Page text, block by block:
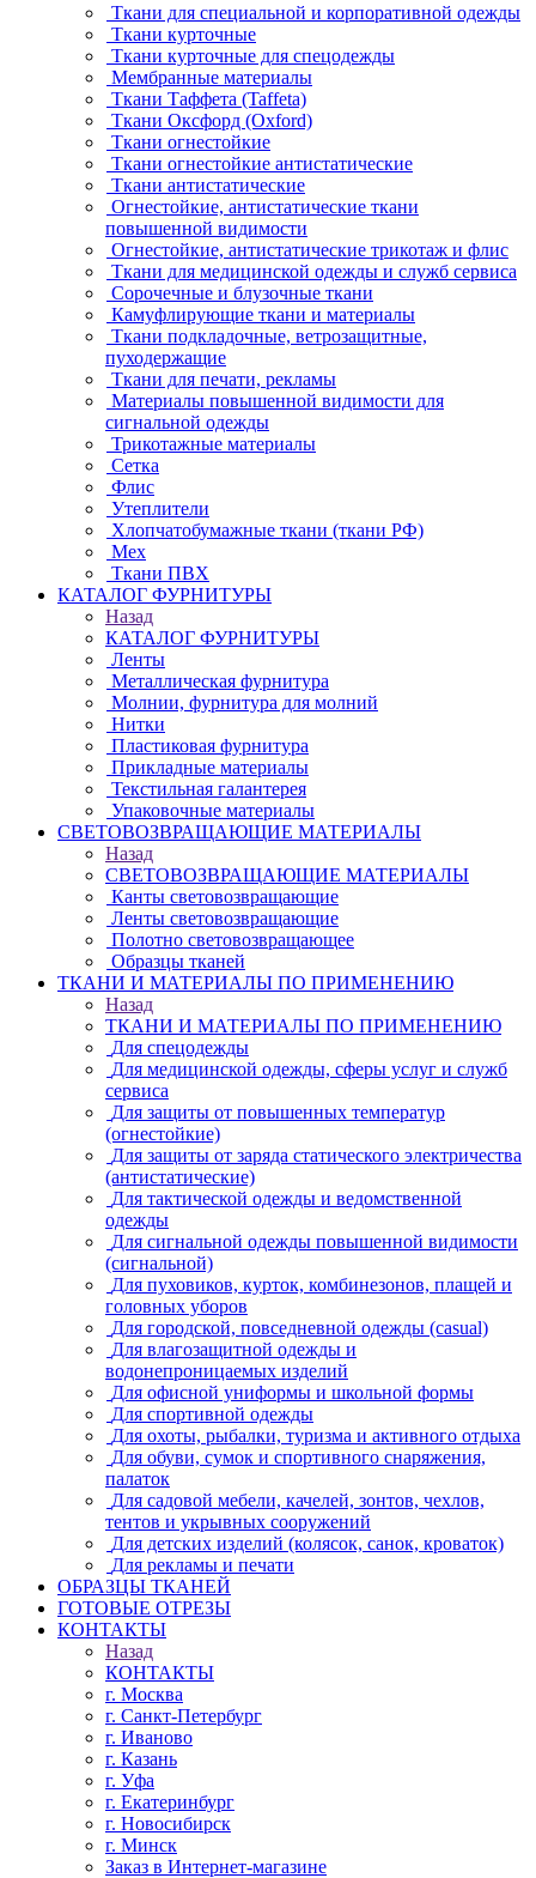
Ткани для специальной и корпоративной одежды
Ткани курточные
Ткани курточные для спецодежды
Мембранные материалы
Ткани Таффета (Taffeta)
Ткани Оксфорд (Oxford)
Ткани огнестойкие
Ткани огнестойкие антистатические
Ткани антистатические
Огнестойкие, антистатические ткани
повышенной видимости
Огнестойкие, антистатические трикотаж и флис
Ткани для медицинской одежды и служб сервиса
Сорочечные и блузочные ткани
Камуфлирующие ткани и материалы
Ткани подкладочные, ветрозащитные,
пуходержащие
Ткани для печати, рекламы
Материалы повышенной видимости для
сигнальной одежды
Трикотажные материалы
Сетка
Флис
Утеплители
Хлопчатобумажные ткани (ткани РФ)
Мех
Ткани ПВХ
КАТАЛОГ ФУРНИТУРЫ
Назад
КАТАЛОГ ФУРНИТУРЫ
Ленты
Металлическая фурнитура
Молнии, фурнитура для молний
Нитки
Пластиковая фурнитура
Прикладные материалы
Текстильная галантерея
Упаковочные материалы
СВЕТОВОЗВРАЩАЮЩИЕ МАТЕРИАЛЫ
Назад
СВЕТОВОЗВРАЩАЮЩИЕ МАТЕРИАЛЫ
Канты световозвращающие
Ленты световозвращающие
Полотно световозвращающее
Образцы тканей
ТКАНИ И МАТЕРИАЛЫ ПО ПРИМЕНЕНИЮ
Назад
ТКАНИ И МАТЕРИАЛЫ ПО ПРИМЕНЕНИЮ
Для спецодежды
Для медицинской одежды, сферы услуг и служб
сервиса
Для защиты от повышенных температур
(огнестойкие)
Для защиты от заряда статического электричества
(антистатические)
Для тактической одежды и ведомственной
одежды
Для сигнальной одежды повышенной видимости
(сигнальной)
Для пуховиков, курток, комбинезонов, плащей и
головных уборов
Для городской, повседневной одежды (casual)
Для влагозащитной одежды и
водонепроницаемых изделий
Для офисной униформы и школьной формы
Для спортивной одежды
Для охоты, рыбалки, туризма и активного отдыха
Для обуви, сумок и спортивного снаряжения,
палаток
Для садовой мебели, качелей, зонтов, чехлов,
тентов и укрывных сооружений
Для детских изделий (колясок, санок, кроваток)
Для рекламы и печати
ОБРАЗЦЫ ТКАНЕЙ
ГОТОВЫЕ ОТРЕЗЫ
КОНТАКТЫ
Назад
КОНТАКТЫ
г. Москва
г. Санкт-Петербург
г. Иваново
г. Казань
г. Уфа
г. Екатеринбург
г. Новосибирск
г. Минск
Заказ в Интернет-магазине